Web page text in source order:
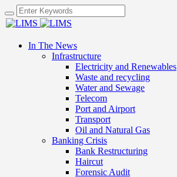
In The News
Infrastructure
Electricity and Renewables
Waste and recycling
Water and Sewage
Telecom
Port and Airport
Transport
Oil and Natural Gas
Banking Crisis
Bank Restructuring
Haircut
Forensic Audit